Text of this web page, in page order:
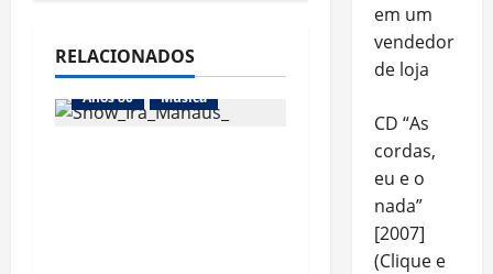
RELACIONADOS
Anos 80 Música
em um
vendedor
de loja
CD “As
cordas,
eu e o
nada”
[2007]
(Clique e